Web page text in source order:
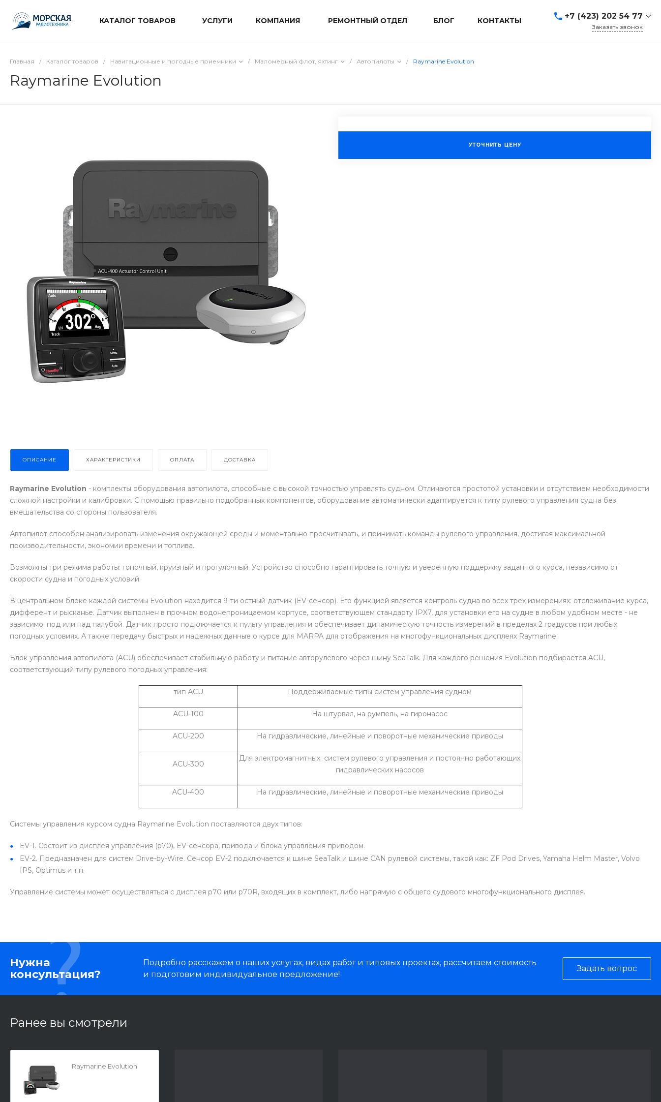
КАТАЛОГ ТОВАРОВ УСЛУГИ КОМПАНИЯ РЕМОНТНЫЙ ОТДЕЛ БЛОГ КОНТАКТЫ +7 (423) 202 54 77
Заказать звонок
Главная / Каталог товаров / Навигационные и погодные приемники / Маломерный флот, яхтинг / Автопилоты / Raymarine Evolution
Raymarine Evolution
УТОЧНИТЬ ЦЕНУ
ОПИСАНИЕ ХАРАКТЕРИСТИКИ ОПЛАТА ДОСТАВКА
Raymarine Evolution - комплекты оборудования автопилота, способные с высокой точностью управлять судном. Отличаются простотой установки и отсутствием необходимости
сложной настройки и калибровки. С помощью правильно подобранных компонентов, оборудование автоматически адаптируется к типу рулевого управления судна без
вмешательства со стороны пользователя.
Автопилот способен анализировать изменения окружающей среды и моментально просчитывать, и принимать команды рулевого управления, достигая максимальной
производительности, экономии времени и топлива.
Возможны три режима работы: гоночный, круизный и прогулочный. Устройство способно гарантировать точную и уверенную поддержку заданного курса, независимо от
скорости судна и погодных условий.
В центральном блоке каждой системы Evolution находится 9-ти остный датчик (EV-сенсор). Его функцией является контроль судна во всех трех измерениях: отслеживание курса,
дифферент и рысканье. Датчик выполнен в прочном водонепроницаемом корпусе, соответствующем стандарту IPX7, для установки его на судне в любом удобном месте - не
зависимо: под или над палубой. Датчик просто подключается к пульту управления и обеспечивает динамическую точность измерений в пределах 2 градусов при любых
погодных условиях. А также передачу быстрых и надежных данные о курсе для MARPA для отображения на многофункциональных дисплеях Raymarine.
Блок управления автопилота (ACU) обеспечивает стабильную работу и питание авторулевого через шину SeaTalk. Для каждого решения Evolution подбирается ACU,
соответствующий типу рулевого погодных управления:
тип ACU Поддерживаемые типы систем управления судном
ACU-100 На штурвал, на румпель, на гиронасос
ACU-200 На гидравлические, линейные и поворотные механические приводы
ACU-300
Для электромагнитных систем рулевого управления и постоянно работающих
гидравлических насосов
ACU-400 На гидравлические, линейные и поворотные механические приводы
Системы управления курсом судна Raymarine Evolution поставляются двух типов:
EV-1. Состоит из дисплея управления (p70), EV-сенсора, привода и блока управления приводом.
EV-2. Предназначен для систем Drive-by-Wire. Сенсор EV-2 подключается к шине SeaTalk и шине CAN рулевой системы, такой как: ZF Pod Drives, Yamaha Helm Master, Volvo
IPS, Optimus и т.п.
Управление системы может осуществляться с дисплея p70 или p70R, входящих в комплект, либо напрямую с общего судового многофункционального дисплея.
Нужна
консультация?
Подробно расскажем о наших услугах, видах работ и типовых проектах, рассчитаем стоимость
и подготовим индивидуальное предложение!
Задать вопрос
Ранее вы смотрели
Raymarine Evolution